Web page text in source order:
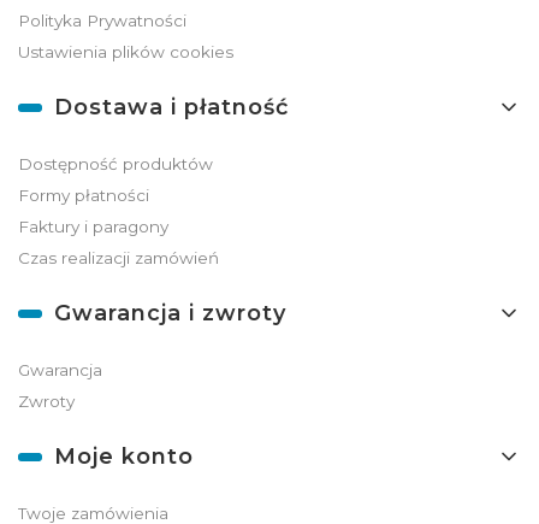
Polityka Prywatności
Ustawienia plików cookies
Dostawa i płatność
Dostępność produktów
Formy płatności
Faktury i paragony
Czas realizacji zamówień
Gwarancja i zwroty
Gwarancja
Zwroty
Moje konto
Twoje zamówienia